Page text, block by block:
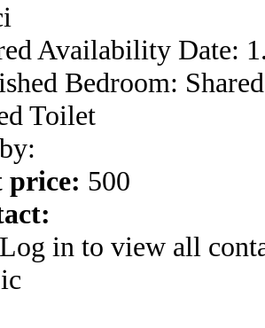
Availability Date:
Bedroom:
Toilet
price: 500
in to view all